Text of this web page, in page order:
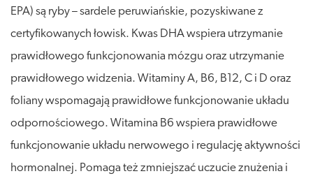
EPA) są ryby – sardele peruwiańskie, pozyskiwane z
certyfikowanych łowisk. Kwas DHA wspiera utrzymanie
prawidłowego funkcjonowania mózgu oraz utrzymanie
prawidłowego widzenia. Witaminy A, B6, B12, C i D oraz
foliany wspomagają prawidłowe funkcjonowanie układu
odpornościowego. Witamina B6 wspiera prawidłowe
funkcjonowanie układu nerwowego i regulację aktywności
hormonalnej. Pomaga też zmniejszać uczucie znużenia i